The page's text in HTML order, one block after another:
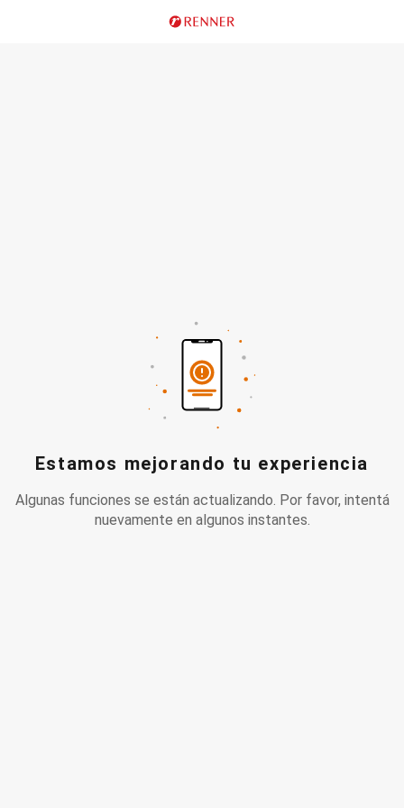
Estamos mejorando tu experiencia
Algunas funciones se están actualizando. Por favor, intentá
nuevamente en algunos instantes.